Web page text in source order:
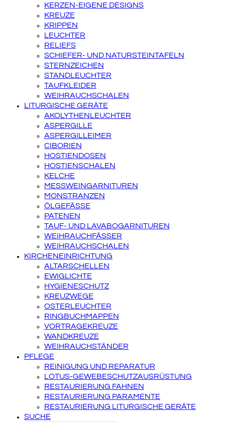
KERZEN-EIGENE DESIGNS
KREUZE
KRIPPEN
LEUCHTER
RELIEFS
SCHIEFER- UND NATURSTEINTAFELN
STERNZEICHEN
STANDLEUCHTER
TAUFKLEIDER
WEIHRAUCHSCHALEN
LITURGISCHE GERÄTE
AKOLYTHENLEUCHTER
ASPERGILLE
ASPERGILLEIMER
CIBORIEN
HOSTIENDOSEN
HOSTIENSCHALEN
KELCHE
MESSWEINGARNITUREN
MONSTRANZEN
ÖLGEFÄSSE
PATENEN
TAUF- UND LAVABOGARNITUREN
WEIHRAUCHFÄSSER
WEIHRAUCHSCHALEN
KIRCHENEINRICHTUNG
ALTARSCHELLEN
EWIGLICHTE
HYGIENESCHUTZ
KREUZWEGE
OSTERLEUCHTER
RINGBUCHMAPPEN
VORTRAGEKREUZE
WANDKREUZE
WEIHRAUCHSTÄNDER
PFLEGE
REINIGUNG UND REPARATUR
LOTUS-GEWEBESCHUTZAUSRÜSTUNG
RESTAURIERUNG FAHNEN
RESTAURIERUNG PARAMENTE
RESTAURIERUNG LITURGISCHE GERÄTE
SUCHE